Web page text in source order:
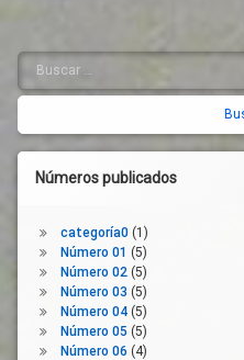
Relaciones
Sociales
Servicios
Publicos
Servicios
Sociales
Básicos
Sistema
Sanitario
Del
Territorio
Empresariales
Sindicales
Recuperación
Pacto
Verde
Europeo
Personas
Vulnerables
Barra
lateral
derecha
Buscar:
Números publicados
categoría0(1)
Número 01 (5)
Número 02(5)
Número 03 (5)
Número 04(5)
Número 05 (5)
Número 06 (4)